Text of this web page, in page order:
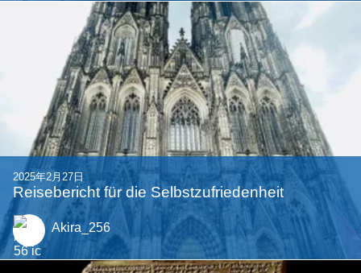
isuc: A driver-level SQL caching tool
cp20 他